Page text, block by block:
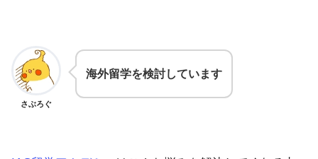
さぶろぐ
海外留学を検討しています